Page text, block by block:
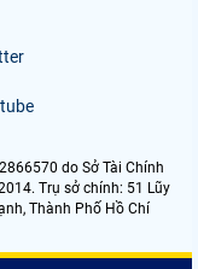
do Sở Tài Chính
Trụ sở chính: 51 Lũy
Thành Phố Hồ Chí